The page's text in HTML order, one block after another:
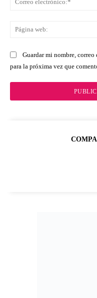
Guardar mi nombre,
para la próxima vez que